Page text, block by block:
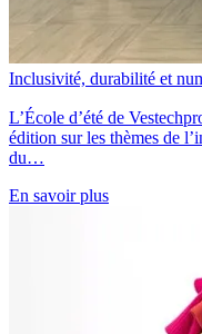
Inclusivité, durabilité et
L’École d’été de
édition sur les thèmes de
du…
En savoir plus